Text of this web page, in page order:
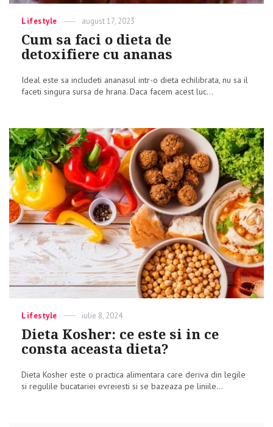
Categories
Lifestyle
Posted
on
august 17, 2023
Cum sa faci o dieta de
detoxifiere cu ananas
Ideal este sa includeti ananasul intr-o dieta echilibrata, nu sa il
faceti singura sursa de hrana. Daca facem acest luc...
Categories
Lifestyle
Posted
on
iulie 8, 2024
Dieta Kosher: ce este si in ce
consta aceasta dieta?
Dieta Kosher este o practica alimentara care deriva din legile
si regulile bucatariei evreiesti si se bazeaza pe liniile...